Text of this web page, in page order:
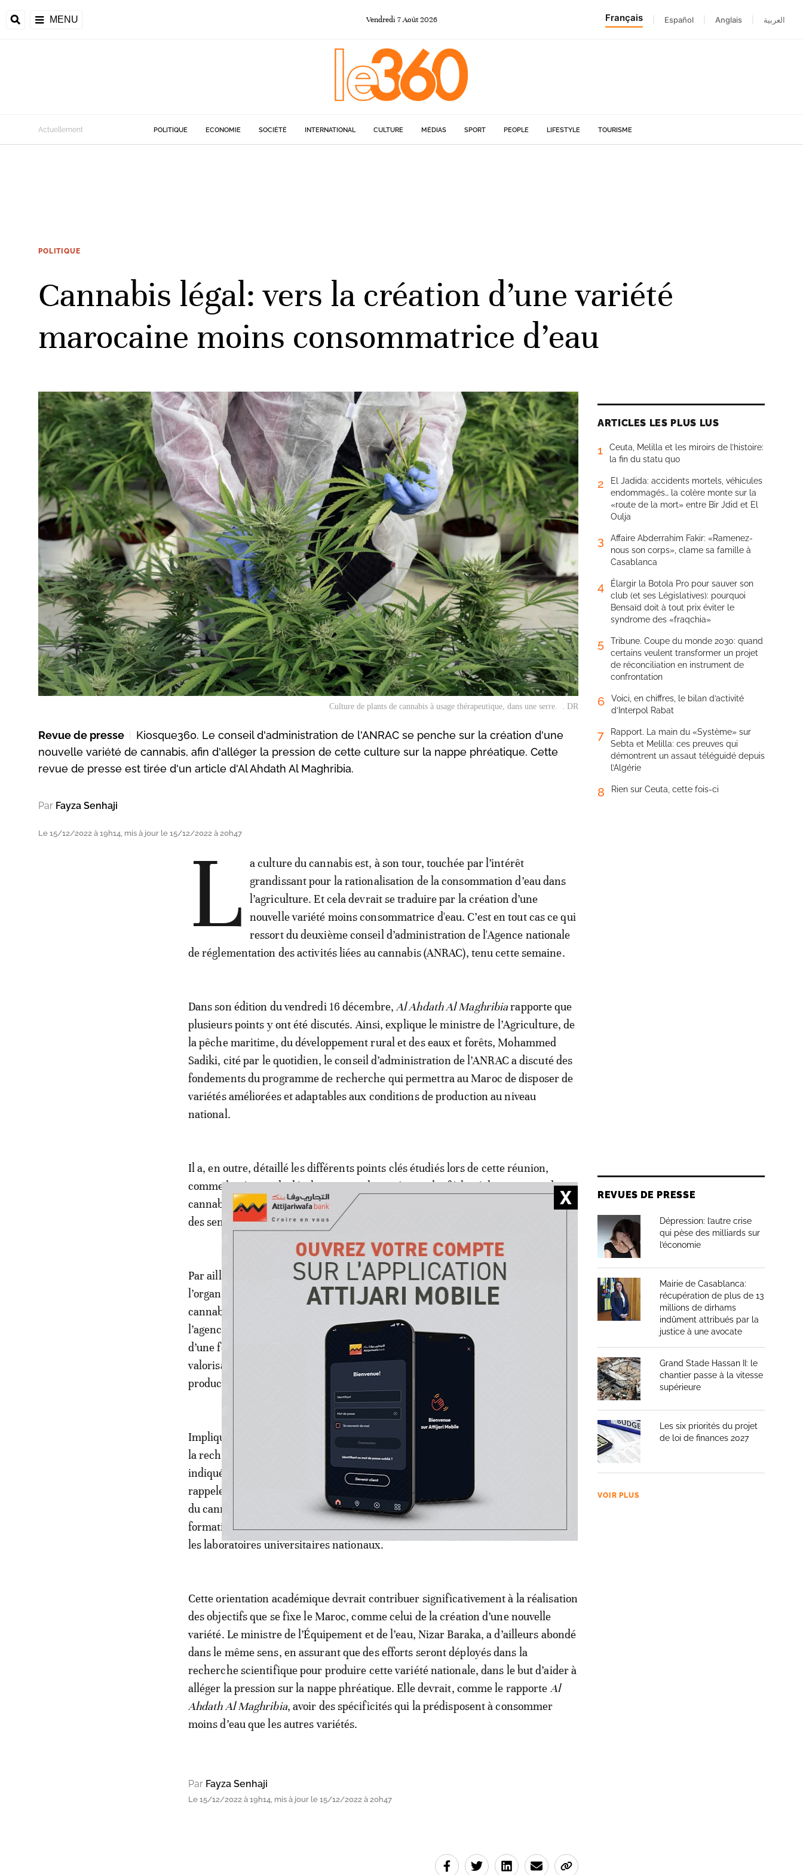
MENU Vendredi 7Août 2026 Français Español Anglais العربية
Actuellement POLITIQUE ECONOMIE SOCIÉTÉ INTERNATIONAL CULTURE MÉDIAS SPORT PEOPLE LIFESTYLE TOURISME
POLITIQUE
Cannabis légal: vers la création d’une variété
marocaine moins consommatrice d’eau
Culture de plants de cannabis à usage thérapeutique, dans une serre. . DR
Revue de presse
Kiosque360. Le conseil d'administration de l'ANRAC se penche sur la création d'une
nouvelle variété de cannabis, afin d'alléger la pression de cette culture sur la nappe phréatique. Cette
revue de presse est tirée d'un article d'Al Ahdath Al Maghribia.
Par Fayza Senhaji
Le 15/12/2022 à 19h14, mis à jour le 15/12/2022 à 20h47
L
a culture du cannabis est, à son tour, touchée par l’intérêt
grandissant pour la rationalisation de la consommation d’eau dans
l’agriculture. Et cela devrait se traduire par la création d’une
nouvelle variété moins consommatrice d'eau. C’est en tout cas ce qui
ressort du deuxième conseil d’administration de l'Agence nationale
de réglementation des activités liées au cannabis (ANRAC), tenu cette semaine.
Dans son édition du vendredi 16 décembre, Al Ahdath Al Maghribiarapporte que
plusieurs points y ont été discutés. Ainsi, explique le ministre de l’Agriculture, de
la pêche maritime, du développement rural et des eaux et forêts, Mohammed
Sadiki, cité par le quotidien, le conseil d’administration de l’ANRAC a discuté des
fondements du programme de recherche qui permettra au Maroc de disposer de
variétés améliorées et adaptables aux conditions de production au niveau
national.
Il a, en outre, détaillé les différents points clés étudiés lors de cette réunion,
comme les étapes de développement du système relatif à la réglementation du
cannabis. A cet effet, l’agence a franchi des caps importants dans l’importation
des semences conformes à l’usage industriel du cannabis, selon le ministre.
Par ailleurs, rapporte également Al Ahdath Al Maghribia , la question de
l’organisation des producteurs et industriels opérant dans l’exploitation légale du
cannabis a aussi été au cœur de cette réunion de l’ANRAC. Il est ainsi indiqué que
l’agence a discuté de l’organisation des producteurs et fabricants dans le cadre
d’une fédération s’intéressant à la réglementation, au marketing et à la
valorisation du produit. Il a, en outre, été question de l’accompagnement des
producteurs dans le domaine de la formation et du soutien.
Impliqué également sur ce chantier, le ministre de l’Enseignement supérieur, de
la recherche scientifique et de l’innovation, Abdellatif Miraoui, a pour sa part
indiqué que la réunion du conseil d’administration de l’ANRAC a été l’occasion de
rappeler l’importance de la recherche scientifique en matière de développement
du cannabis à des fins médicales et industrielles. Ceci passe, selon lui, par la
formation des ingénieurs spécialisés et d’une élite de docteurs travailleront avec
les laboratoires universitaires nationaux.
Cette orientation académique devrait contribuer significativement à la réalisation
des objectifs que se fixe le Maroc, comme celui de la création d’une nouvelle
variété. Le ministre de l’Équipement et de l’eau, Nizar Baraka, a d’ailleurs abondé
dans le même sens, en assurant que des efforts seront déployés dans la
recherche scientifique pour produire cette variété nationale, dans le but d’aider à
alléger la pression sur la nappe phréatique. Elle devrait, comme le rapporte Al
Ahdath Al Maghribia, avoir des spécificités qui la prédisposent à consommer
moins d’eau que les autres variétés.
Par Fayza Senhaji
Le 15/12/2022 à 19h14, mis à jour le 15/12/2022 à 20h47
ARTICLES LES PLUS LUS
1
Ceuta, Melilla et les miroirs de l’histoire:
la fin du statu quo
2
El Jadida: accidents mortels, véhicules
endommagés… la colère monte sur la
«route de la mort» entre Bir Jdid et El
Oulja
3
Affaire Abderrahim Fakir: «Ramenez-
nous son corps», clame sa famille à
Casablanca
4
Élargir la Botola Pro pour sauver son
club (et ses Législatives): pourquoi
Bensaïd doit à tout prix éviter le
syndrome des «fraqchia»
5
Tribune. Coupe du monde 2030: quand
certains veulent transformer un projet
de réconciliation en instrument de
confrontation
6
Voici, en chiffres, le bilan d’activité
d’Interpol Rabat
7
Rapport. La main du «Système» sur
Sebta et Melilla: ces preuves qui
démontrent un assaut téléguidé depuis
l’Algérie
8 Rien sur Ceuta, cette fois-ci
REVUES DE PRESSE
Dépression: l’autre crise
qui pèse des milliards sur
l’économie
Mairie de Casablanca:
récupération de plus de 13
millions de dirhams
indûment attribués par la
justice à une avocate
Grand Stade Hassan II: le
chantier passe à la vitesse
supérieure
Les six priorités du projet
de loi de finances 2027
VOIR PLUS